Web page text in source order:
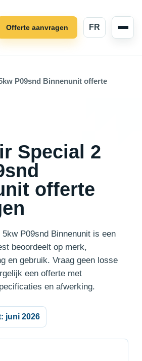
FR
Offerte aanvragen
P09snd Binnenunit offerte
Special 2
offerte
P09snd Binnenunit is een
beoordeelt op merk,
en gebruik. Vraag geen losse
een offerte met
en afwerking.
juni 2026